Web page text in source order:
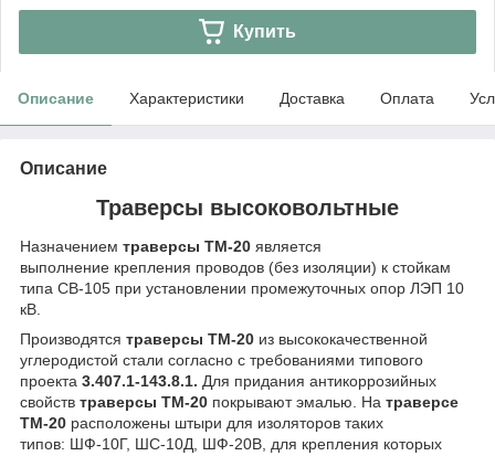
Купить
Описание Характеристики Доставка Оплата
Описание
Траверсы высоковольтные
Назначением траверсы ТМ-20 является
выполнение крепления проводов (без изоляции) к стойкам
типа СВ-105 при установлении промежуточных опор ЛЭП 10
кВ.
Производятся траверсы ТМ-20 из высококачественной
углеродистой стали согласно с требованиями типового
проекта 3.407.1-143.8.1. Для придания антикоррозийных
свойств траверсы ТМ-20 покрывают эмалью. На траверсе
ТМ-20 расположены штыри для изоляторов таких
типов: ШФ-10Г, ШС-10Д, ШФ-20В, для крепления которых